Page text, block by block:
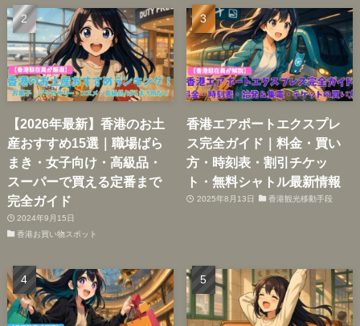
【2026年最新】香港のお土
産おすすめ15選｜職場ばら
まき・女子向け・高級品・
スーパーで買える定番まで
完全ガイド
2024年9月15日
香港お買い物スポット
香港エアポートエクスプレ
ス完全ガイド｜料金・買い
方・時刻表・割引チケッ
ト・無料シャトル最新情報
2025年8月13日 香港観光移動手段